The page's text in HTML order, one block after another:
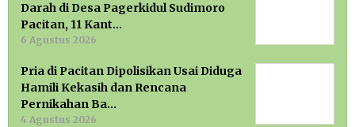
Darah di Desa Pagerkidul Sudimoro
Pacitan, 11 Kant…
6 Agustus 2026
Pria di Pacitan Dipolisikan Usai Diduga
Hamili Kekasih dan Rencana
Pernikahan Ba…
4 Agustus 2026